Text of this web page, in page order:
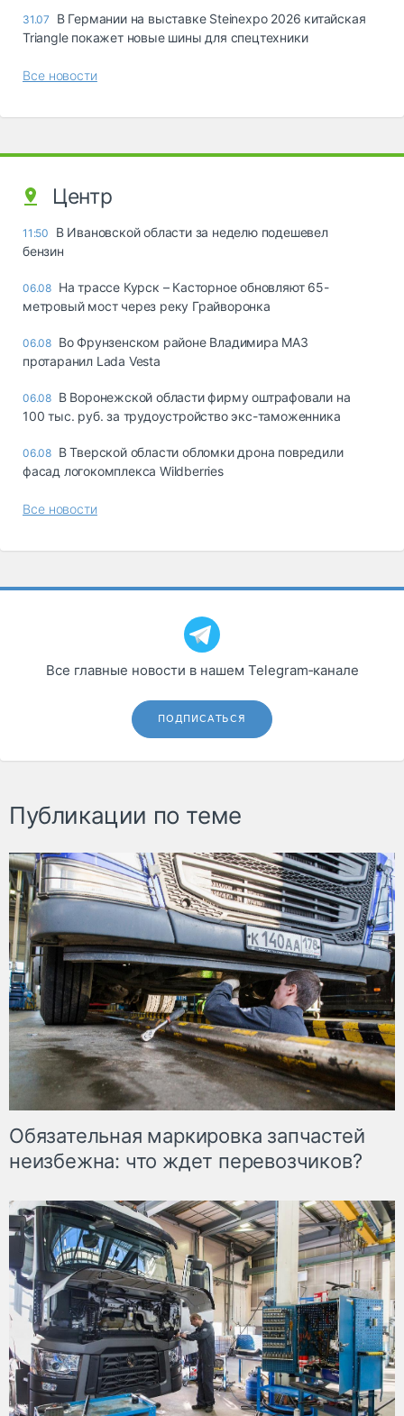
31.07
В Германии на выставке Steinexpo 2026 китайская
Triangle покажет новые шины для спецтехники
Все новости
Центр
11:50
В Ивановской области за неделю подешевел
бензин
06.08 На трассе Курск – Касторное обновляют 65-
метровый мост через реку Грайворонка
06.08 Во Фрунзенском районе Владимира МАЗ
протаранил Lada Vesta
06.08 В Воронежской области фирму оштрафовали на
100 тыс. руб. за трудоустройство экс-таможенника
06.08 В Тверской области обломки дрона повредили
фасад логокомплекса Wildberries
Все новости
Все главные новости в нашем Telegram‑канале
ПОДПИСАТЬСЯ
Публикации по теме
Обязательная маркировка запчастей
неизбежна: что ждет перевозчиков?